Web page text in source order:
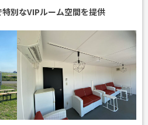
別なVIPルーム空間を提供